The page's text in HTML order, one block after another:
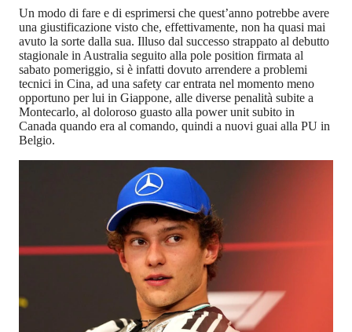
Un modo di fare e di esprimersi che quest’anno potrebbe avere
una giustificazione visto che, effettivamente, non ha quasi mai
avuto la sorte dalla sua. Illuso dal successo strappato al debutto
stagionale in Australia seguito alla pole position firmata al
sabato pomeriggio, si è infatti dovuto arrendere a problemi
tecnici in Cina, ad una safety car entrata nel momento meno
opportuno per lui in Giappone, alle diverse penalità subite a
Montecarlo, al doloroso guasto alla power unit subito in
Canada quando era al comando, quindi a nuovi guai alla PU in
Belgio.